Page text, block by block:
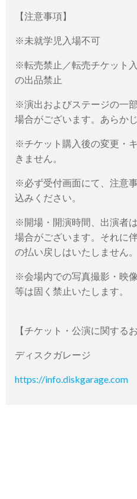
【注意事項】
※未就学児入場不可
※転売禁止／転売チケット
の出品禁止
※演出およびステージの一
場合がございます。あらか
※チケット購入後の変更・
きません。
※必ず受付画面にて、注意
込みください。
※開場・開演時間、出演者
場合がございます。それに
の払い戻しはいたしません。
※会場内での写真撮影・映
等は固く禁止いたします。
【チケット・公演に関する
ディスクガレージ
https://info.diskgarage.com